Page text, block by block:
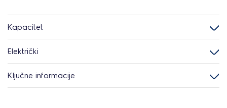
Kapacitet
Električki
Ključne informacije